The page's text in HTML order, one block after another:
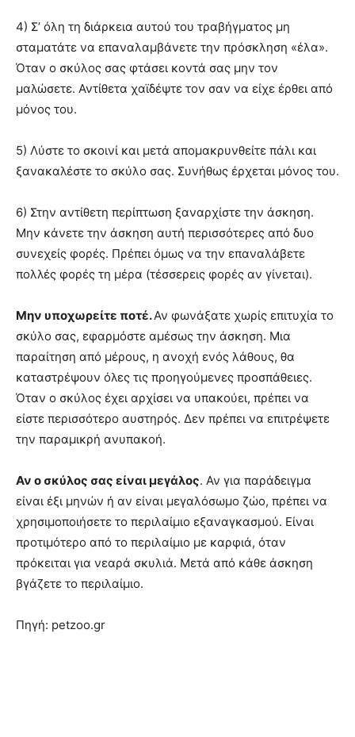
4) Σ’ όλη τη διάρκεια αυτού του τραβήγματος μη
σταματάτε να επαναλαμβάνετε την πρόσκληση «έλα».
Όταν ο σκύλος σας φτάσει κοντά σας μην τον
μαλώσετε. Αντίθετα χαϊδέψτε τον σαν να είχε έρθει από
μόνος του.
5) Λύστε το σκοινί και μετά απομακρυνθείτε πάλι και
ξανακαλέστε το σκύλο σας. Συνήθως έρχεται μόνος του.
6) Στην αντίθετη περίπτωση ξαναρχίστε την άσκηση.
Μην κάνετε την άσκηση αυτή περισσότερες από δυο
συνεχείς φορές. Πρέπει όμως να την επαναλάβετε
πολλές φορές τη μέρα (τέσσερεις φορές αν γίνεται).
Μην υποχωρείτε ποτέ.Αν φωνάξατε χωρίς επιτυχία το
σκύλο σας, εφαρμόστε αμέσως την άσκηση. Μια
παραίτηση από μέρους, η ανοχή ενός λάθους, θα
καταστρέψουν όλες τις προηγούμενες προσπάθειες.
Όταν ο σκύλος έχει αρχίσει να υπακούει, πρέπει να
είστε περισσότερο αυστηρός. Δεν πρέπει να επιτρέψετε
την παραμικρή ανυπακοή.
Αν ο σκύλος σας είναι μεγάλος. Αν για παράδειγμα
είναι έξι μηνών ή αν είναι μεγαλόσωμο ζώο, πρέπει να
χρησιμοποιήσετε το περιλαίμιο εξαναγκασμού. Είναι
προτιμότερο από το περιλαίμιο με καρφιά, όταν
πρόκειται για νεαρά σκυλιά. Μετά από κάθε άσκηση
βγάζετε το περιλαίμιο.
Πηγή: petzoo.gr